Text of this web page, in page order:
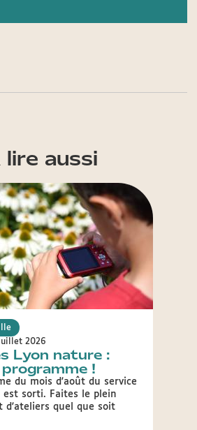
lire aussi
2026
Lyon nature :
!
du mois d'août du service
est sorti. Faites le plein
d'ateliers quel que soit